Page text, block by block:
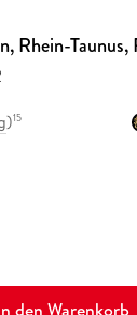
Rhein-Taunus,
)15
den Warenkorb